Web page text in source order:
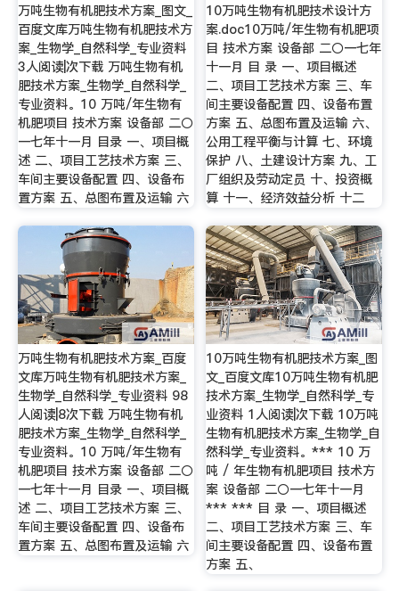
万吨生物有机肥技术方案_图文_
百度文库万吨生物有机肥技术方
案_生物学_自然科学_专业资料
3人阅读|次下载 万吨生物有机
肥技术方案_生物学_自然科学_
专业资料。10 万吨/年生物有
机肥项目 技术方案 设备部 二〇
一七年十一月 目录 一、项目概
述 二、项目工艺技术方案 三、
车间主要设备配置 四、设备布
置方案 五、总图布置及运输 六
10万吨生物有机肥技术设计方
案.doc10万吨/年生物有机肥项
目 技术方案 设备部 二〇一七年
十一月 目 录 一、项目概述
二、项目工艺技术方案 三、车
间主要设备配置 四、设备布置
方案 五、总图布置及运输 六、
公用工程平衡与计算 七、环境
保护 八、土建设计方案 九、工
厂组织及劳动定员 十、投资概
算 十一、经济效益分析 十二
万吨生物有机肥技术方案_百度
文库万吨生物有机肥技术方案_
生物学_自然科学_专业资料 98
人阅读|8次下载 万吨生物有机
肥技术方案_生物学_自然科学_
专业资料。10 万吨/年生物有
机肥项目 技术方案 设备部 二〇
一七年十一月 目录 一、项目概
述 二、项目工艺技术方案 三、
车间主要设备配置 四、设备布
置方案 五、总图布置及运输 六
10万吨生物有机肥技术方案_图
文_百度文库10万吨生物有机肥
技术方案_生物学_自然科学_专
业资料 1人阅读|次下载 10万吨
生物有机肥技术方案_生物学_自
然科学_专业资料。*** 10 万
吨 / 年生物有机肥项目 技术方
案 设备部 二〇一七年十一月
*** *** 目 录 一、项目概述
二、项目工艺技术方案 三、车
间主要设备配置 四、设备布置
方案 五、